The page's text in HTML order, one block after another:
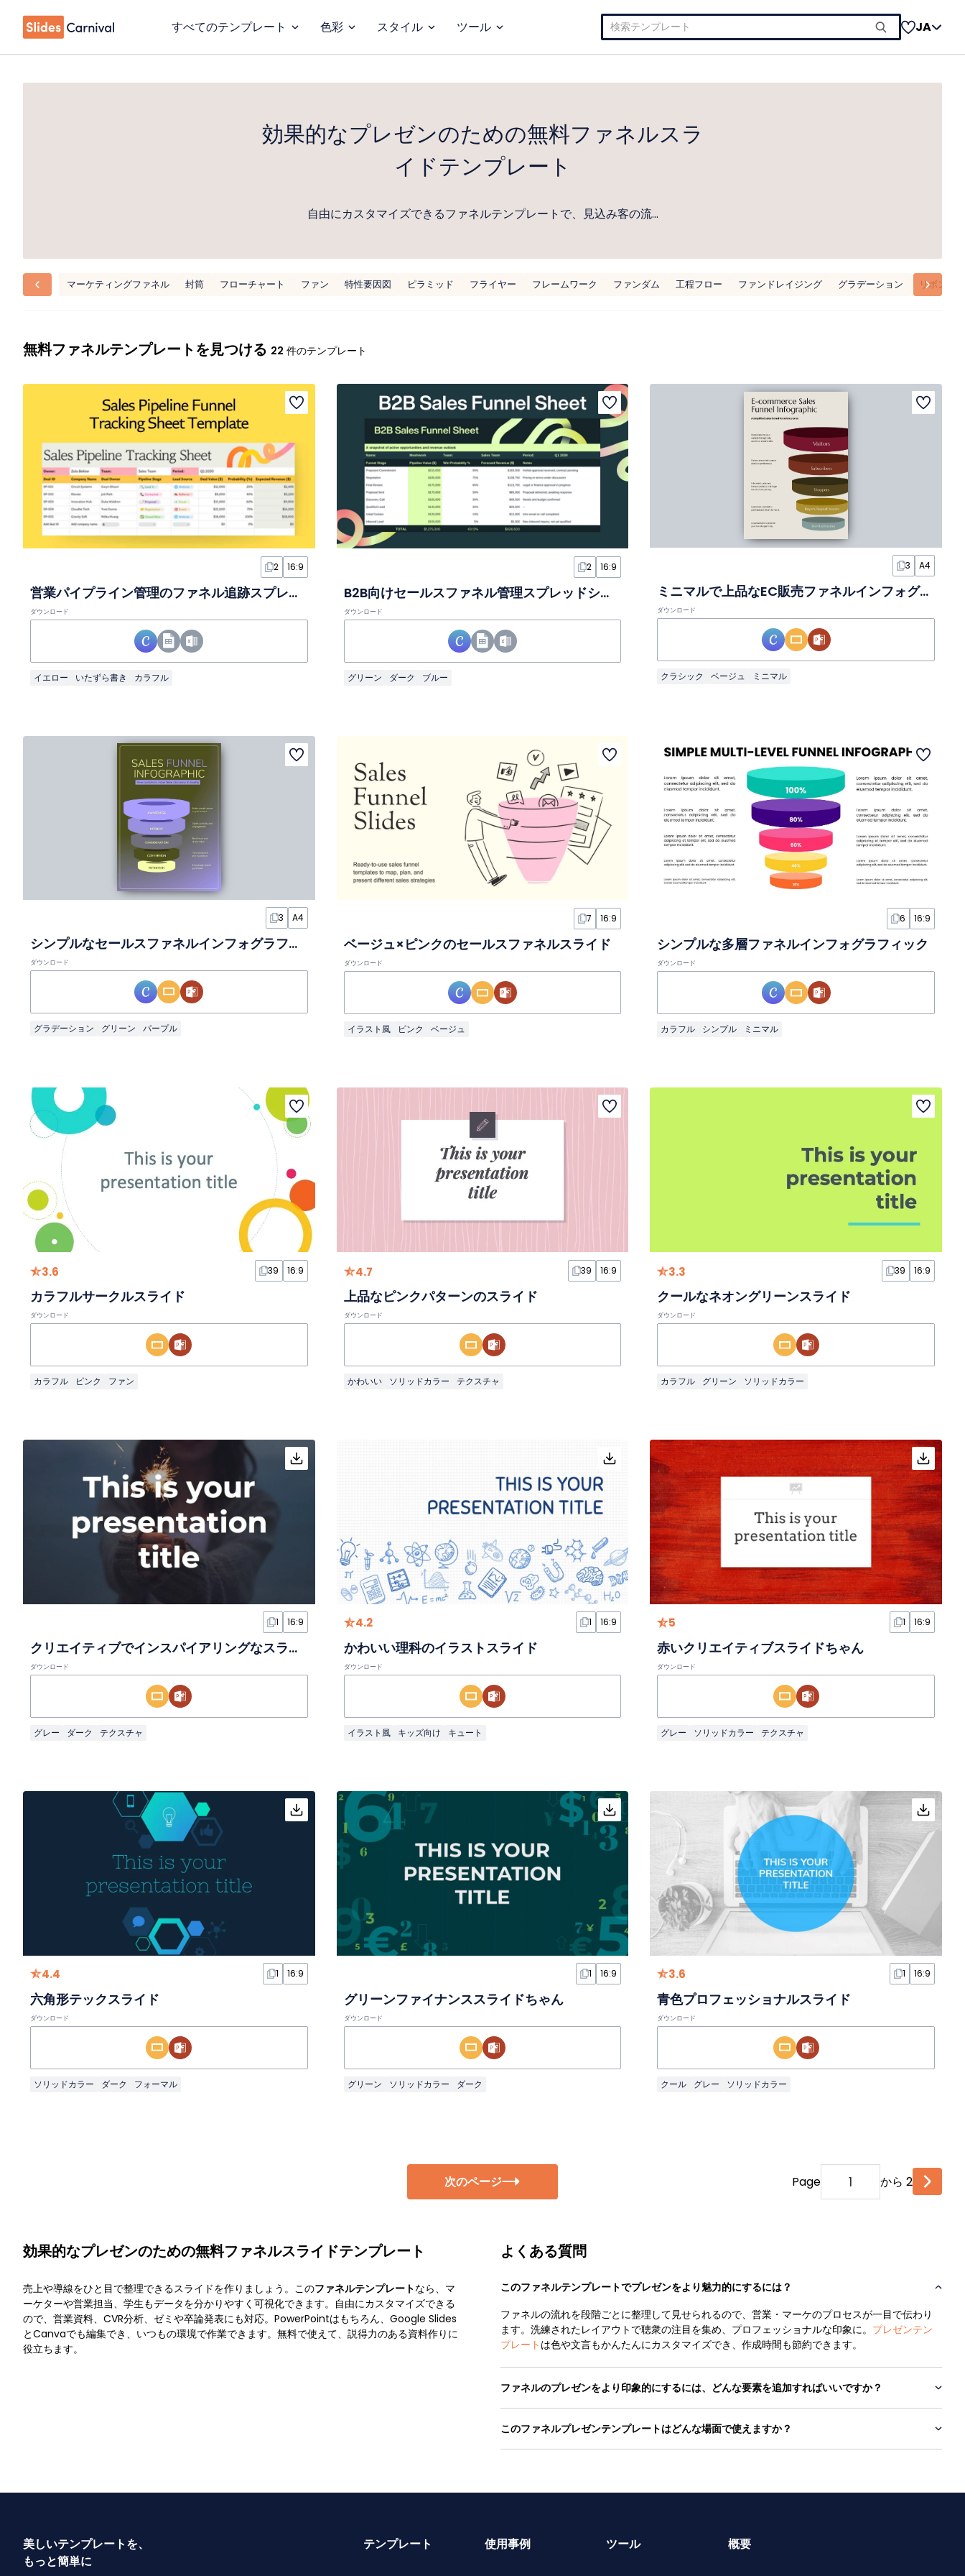
すべてのテンプレート 色彩 スタイル ツール
検
索:
JA
効果的なプレゼンのための無料ファネルスラ
イドテンプレート
自由にカスタマイズできるファネルテンプレートで、見込み客の流…
マーケティングファネル 封筒 フローチャート ファン 特性要因図 ピラミッド フライヤー フレームワーク ファンダム 工程フロー ファンドレイジング グラデーション リボン
無料ファネルテンプレートを見つける 22 件のテンプレート
2 16:9
営業パイプライン管理のファネル追跡スプレッドシート
ダウンロード
イエロー いたずら書き カラフル
2 16:9
B2B向けセールスファネル管理スプレッドシート
ダウンロード
グリーン ダーク ブルー
3 A4
ミニマルで上品なEC販売ファネルインフォグラフィック
ダウンロード
クラシック ベージュ ミニマル
3 A4
シンプルなセールスファネルインフォグラフィック
ダウンロード
グラデーション グリーン パープル
7 16:9
ベージュ×ピンクのセールスファネルスライド
ダウンロード
イラスト風 ピンク ベージュ
6 16:9
シンプルな多層ファネルインフォグラフィック
ダウンロード
カラフル シンプル ミニマル
3.6 39 16:9
カラフルサークルスライド
ダウンロード
カラフル ピンク ファン
4.7 39 16:9
上品なピンクパターンのスライド
ダウンロード
かわいい ソリッドカラー テクスチャ
3.3 39 16:9
クールなネオングリーンスライド
ダウンロード
カラフル グリーン ソリッドカラー
1 16:9
クリエイティブでインスパイアリングなスライド
ダウンロード
グレー ダーク テクスチャ
4.2 1 16:9
かわいい理科のイラストスライド
ダウンロード
イラスト風 キッズ向け キュート
5 1 16:9
赤いクリエイティブスライドちゃん
ダウンロード
グレー ソリッドカラー テクスチャ
4.4 1 16:9
六角形テックスライド
ダウンロード
ソリッドカラー ダーク フォーマル
1 16:9
グリーンファイナンススライドちゃん
ダウンロード
グリーン ソリッドカラー ダーク
3.6 1 16:9
青色プロフェッショナルスライド
ダウンロード
クール グレー ソリッドカラー
次のページ Page から 2
効果的なプレゼンのための無料ファネルスライドテンプレート
売上や導線をひと目で整理できるスライドを作りましょう。このファネルテンプレートなら、マ
ーケターや営業担当、学生もデータを分かりやすく可視化できます。自由にカスタマイズできる
ので、営業資料、CVR分析、ゼミや卒論発表にも対応。PowerPointはもちろん、Google Slides
とCanvaでも編集でき、いつもの環境で作業できます。無料で使えて、説得力のある資料作りに
役立ちます。
よくある質問
このファネルテンプレートでプレゼンをより魅力的にするには？
ファネルの流れを段階ごとに整理して見せられるので、営業・マーケのプロセスが一目で伝わり
ます。洗練されたレイアウトで聴衆の注目を集め、プロフェッショナルな印象に。 プレゼンテン
プレート は色や文言もかんたんにカスタマイズでき、作成時間も節約できます。
ファネルのプレゼンをより印象的にするには、どんな要素を追加すればいいですか？
このファネルプレゼンテンプレートはどんな場面で使えますか？
美しいテンプレートを、
もっと簡単に
テンプレート 使用事例 ツール 概要